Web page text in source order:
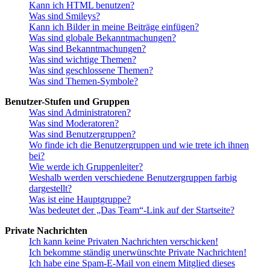
Kann ich HTML benutzen?
Was sind Smileys?
Kann ich Bilder in meine Beiträge einfügen?
Was sind globale Bekanntmachungen?
Was sind Bekanntmachungen?
Was sind wichtige Themen?
Was sind geschlossene Themen?
Was sind Themen-Symbole?
Benutzer-Stufen und Gruppen
Was sind Administratoren?
Was sind Moderatoren?
Was sind Benutzergruppen?
Wo finde ich die Benutzergruppen und wie trete ich ihnen
bei?
Wie werde ich Gruppenleiter?
Weshalb werden verschiedene Benutzergruppen farbig
dargestellt?
Was ist eine Hauptgruppe?
Was bedeutet der „Das Team“-Link auf der Startseite?
Private Nachrichten
Ich kann keine Privaten Nachrichten verschicken!
Ich bekomme ständig unerwünschte Private Nachrichten!
Ich habe eine Spam-E-Mail von einem Mitglied dieses